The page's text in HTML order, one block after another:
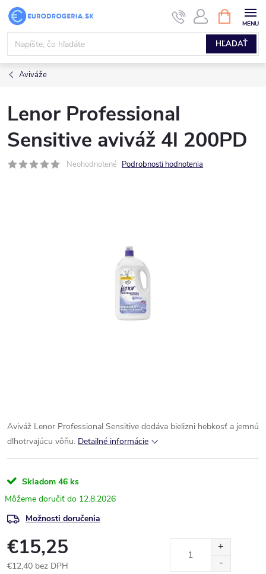
Prejsť
obsah
HĽADAŤ
KOŠÍK
Aviváže
Lenor Professional
Sensitive aviváž 4l 200PD
Neohodnotené Podrobnosti hodnotenia
Aviváž Lenor Professional Sensitive dodáva bielizni hebkosť a jemnú
dlhotrvajúcu vôňu. Detailné informácie
Skladom 46 ks
12.8.2026
Možnosti doručenia
€15,25
€12,40 bez DPH